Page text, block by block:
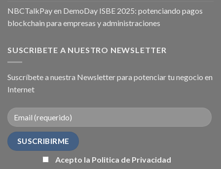
NBCTalkPay en DemoDay ISBE 2025: potenciando pagos
blockchain para empresas y administraciones
SUSCRIBETE A NUESTRO NEWSLETTER
Suscríbete a nuestra Newsletter para potenciar tu negocio en
Internet
Acepto la Politica de Privacidad